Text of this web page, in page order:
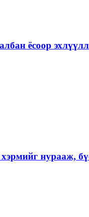
ёсоор
нурааж,